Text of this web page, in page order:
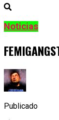
Noticias
Publicado